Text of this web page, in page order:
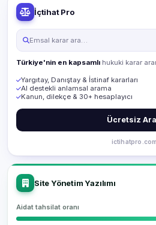
İçtihat Pro
Emsal karar ara…
Türkiye'nin en kapsamlı hukuki karar
Yargıtay, Danıştay & İstinaf kararları
AI destekli anlamsal arama
Kanun, dilekçe & 30+ hesaplayıcı
Ücretsiz Ara
ictihatpro.com
Site Yönetim Yazılımı
Aidat tahsilat oranı